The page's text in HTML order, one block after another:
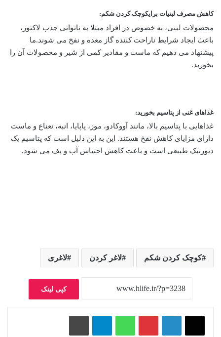
کاهش مصرف لبنیات برایکوچک کردن شکم:
محصولات لبنی، به خصوص در افراد مبتلا به ناتوانی جذب لاکتوز،
باعث ایجاد شرایط ناراحت کننده گاز معده و نفخ می شوند.ما
پیشنهاد می دهیم که ماست و مقادیر کمی از شیر و محصولات آن را
بخورید.
غذاهای غنی از پتاسیم بخورید:
غذاهایی با پتاسیم بالا، مانند آووکادو، موز، پاپایا، انبه، نعناع و ماست
دارای مزایای کاهش نفخ هستند. این به این دلیل است که پتاسیم یک
دیورتیک طبیعی است و باعث کاهش احتباس آب و پف می شود.
کوچک کردن شکم لاغر کردن لاغری
کپی لینک
پینتریست واتس آپ تلگرام